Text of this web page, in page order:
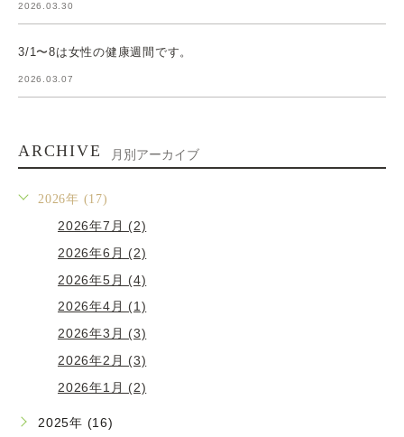
2026.03.30
3/1〜8は女性の健康週間です。
2026.03.07
ARCHIVE 月別アーカイブ
2026年 (17)
2026年7月 (2)
2026年6月 (2)
2026年5月 (4)
2026年4月 (1)
2026年3月 (3)
2026年2月 (3)
2026年1月 (2)
2025年 (16)